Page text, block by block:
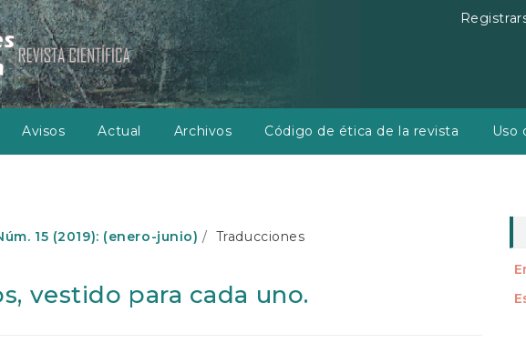
Avisos Actual Archivos Código de ética de la revista Uso
15 (2019): (enero-junio) Traducciones
vestido para cada uno.